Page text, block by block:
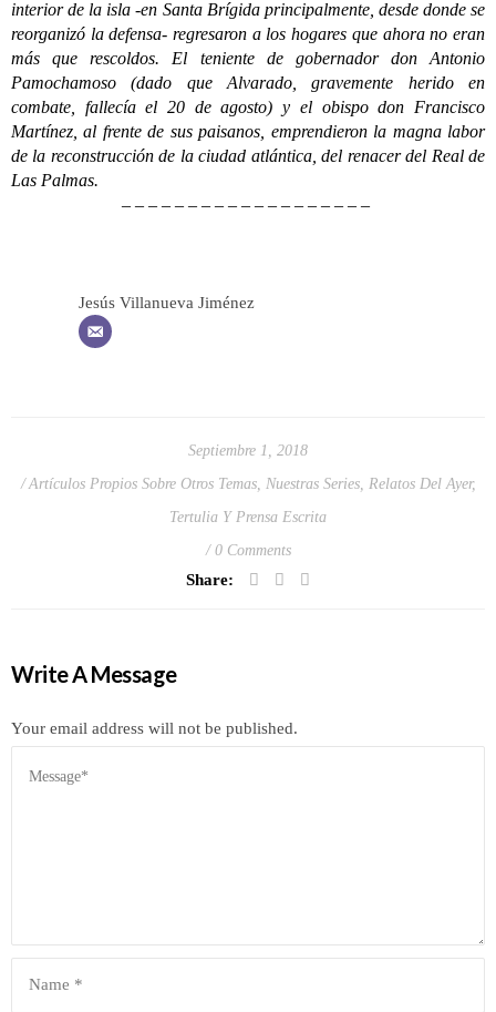
interior de la isla -en Santa Brígida principalmente, desde donde se
reorganizó la defensa- regresaron a los hogares que ahora no eran
más que rescoldos. El teniente de gobernador don Antonio
Pamochamoso (dado que Alvarado, gravemente herido en
combate, fallecía el 20 de agosto) y el obispo don Francisco
Martínez, al frente de sus paisanos, emprendieron la magna labor
de la reconstrucción de la ciudad atlántica, del renacer del Real de
Las Palmas.
– – – – – – – – – – – – – – – – – – –
Jesús Villanueva Jiménez
Septiembre 1, 2018
Artículos Propios Sobre Otros Temas, Nuestras Series, Relatos Del Ayer,
Tertulia Y Prensa Escrita
0 Comments
Share:
Write A Message
Your email address will not be published.